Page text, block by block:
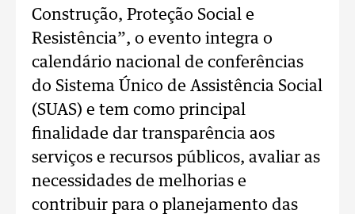
Construção, Proteção Social e
Resistência”, o evento integra o
calendário nacional de conferências
do Sistema Único de Assistência Social
(SUAS) e tem como principal
finalidade dar transparência aos
serviços e recursos públicos, avaliar as
necessidades de melhorias e
contribuir para o planejamento das